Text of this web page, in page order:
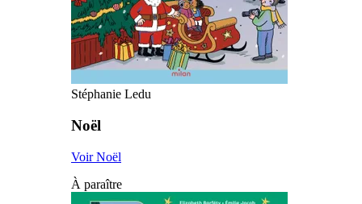
Stéphanie Ledu
Noël
Voir Noël
À paraître